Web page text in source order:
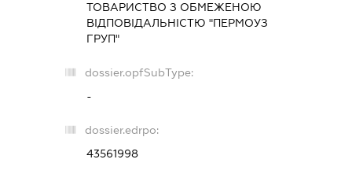
ТОВАРИСТВО З ОБМЕЖЕНОЮ
ВІДПОВІДАЛЬНІСТЮ "ПЕРМОУЗ
ГРУП"
dossier.opfSubType:
-
dossier.edrpo:
43561998